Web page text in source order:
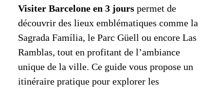
Visiter Barcelone en 3 jourspermet de
découvrir des lieux emblématiques comme la
Sagrada Família, le Parc Güell ou encore Las
Ramblas, tout en profitant de l’ambiance
unique de la ville. Ce guide vous propose un
itinéraire pratique pour explorer les